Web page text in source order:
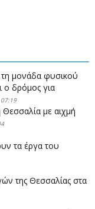
μονάδα φυσικού
ο δρόμος για
07:19
Θεσσαλία με αιχμή
τα έργα του
της Θεσσαλίας στα